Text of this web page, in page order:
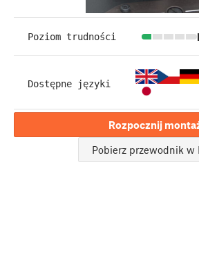
Poziom trudności
Dostępne języki
Rozpocznij
Pobierz przewodnik w